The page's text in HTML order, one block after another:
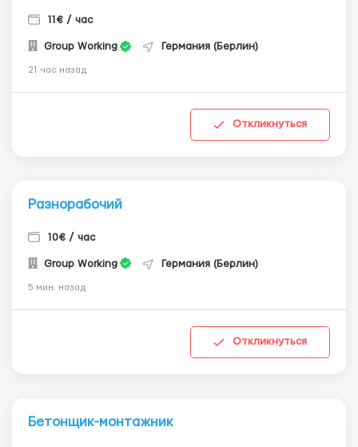
11€ / час
Group Working Германия (Берлин)
21 час назад
Откликнуться
Разнорабочий
10€ / час
Group Working Германия (Берлин)
5 мин. назад
Откликнуться
Бетонщик-монтажник